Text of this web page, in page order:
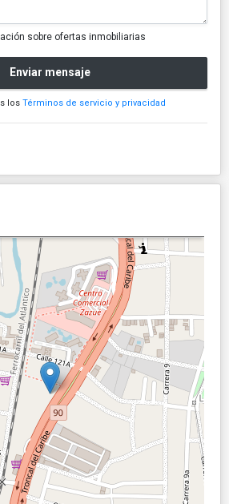
sobre ofertas inmobiliarias
Enviar mensaje
los Términos de servicio y privacidad